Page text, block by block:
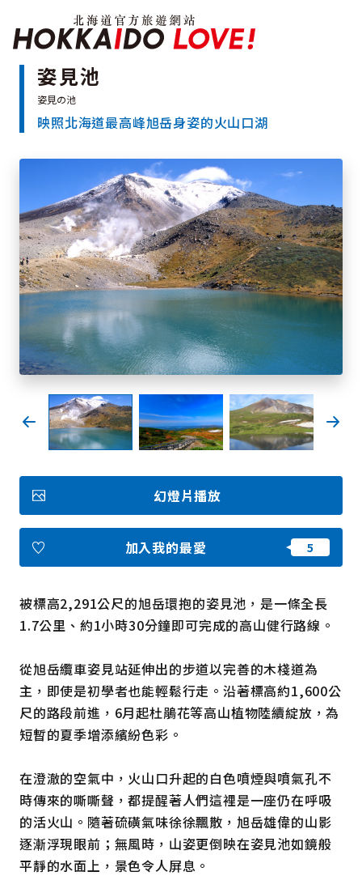
特輯
預約
交通指南
北海道簡介
依旅遊主題搜尋
下雨也能盡興
七個國立公園
邂逅絕景
基礎知識
我的最愛
book gram ube gram book
照片集
影片
使用條款
Cookie 政策
連結
姿見池
映照北海道最高峰旭岳身姿的火山口湖
被標高2,291公尺的旭岳環抱的姿見池，是一條全長
1.7公里、約1小時30分鐘即可完成的高山健行路線。
從旭岳纜車姿見站延伸出的步道以完善的木棧道為
主，即使是初學者也能輕鬆行走。沿著標高約1,600公
尺的路段前進，6月起杜鵑花等高山植物陸續綻放，為
短暫的夏季增添繽紛色彩。
在澄澈的空氣中，火山口升起的白色噴煙與噴氣孔不
時傳來的嘶嘶聲，都提醒著人們這裡是一座仍在呼吸
的活火山。隨著硫磺氣味徐徐飄散，旭岳雄偉的山影
逐漸浮現眼前；無風時，山姿更倒映在姿見池如鏡般
平靜的水面上，景色令人屏息。
幻燈片播放
加入我的最愛